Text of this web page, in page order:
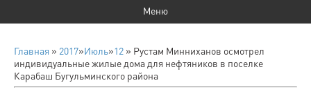
Главная » 2017»Июль»12 » Рустам Минниханов осмотрел
индивидуальные жилые дома для нефтяников в поселке
Карабаш Бугульминского района